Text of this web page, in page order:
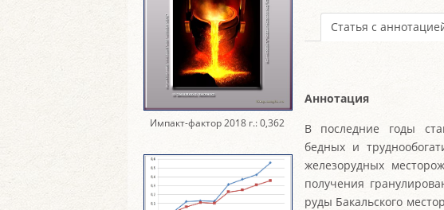
Импакт-фактор 2018 г.: 0,362
Статья с
Аннотация
В последние годы
бедных и
железорудных
получения
руды Бакальского